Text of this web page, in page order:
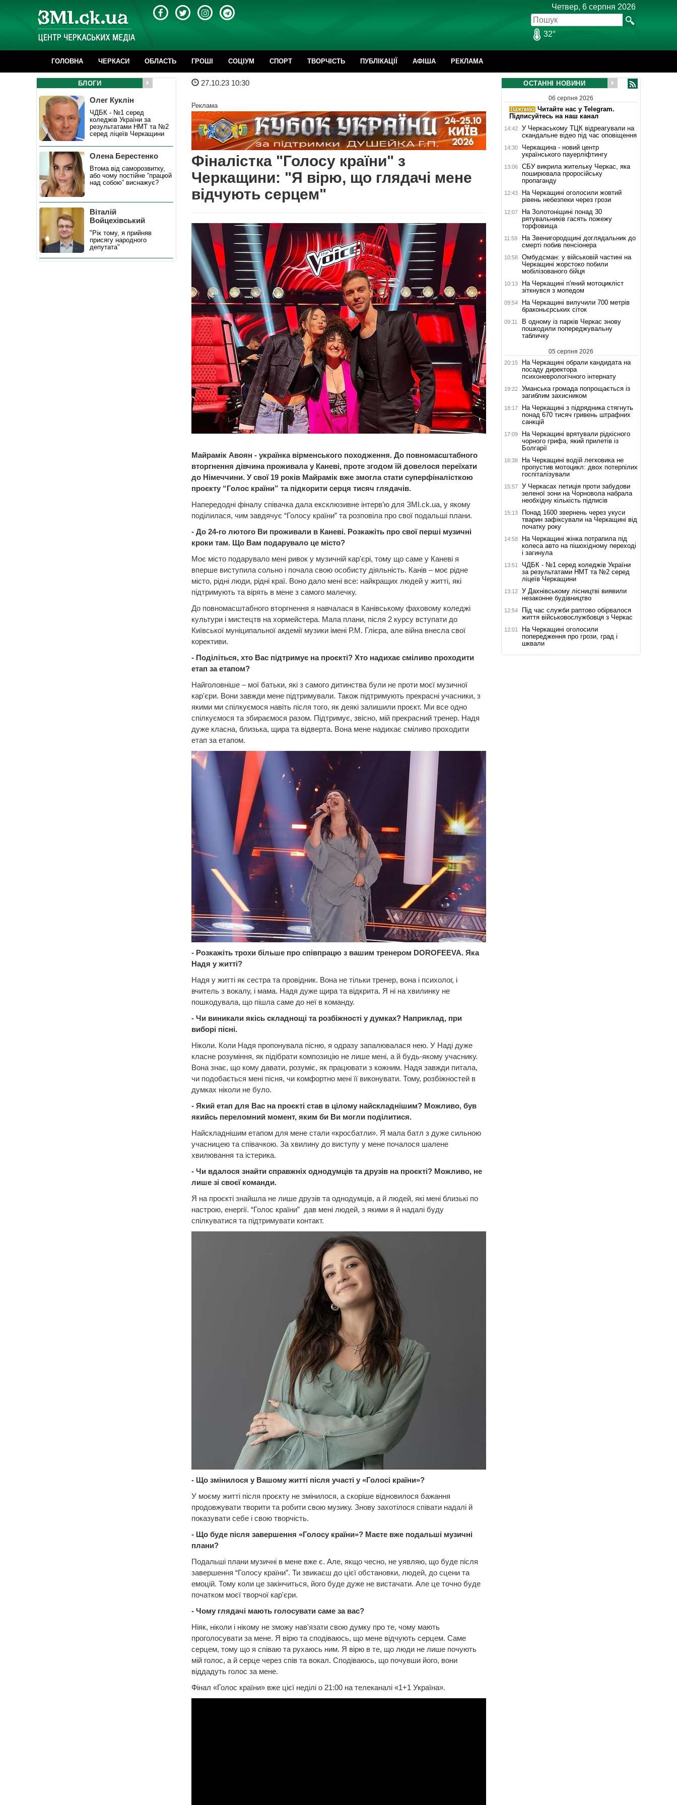
Четвер, 6 серпня 2026
32°
ГОЛОВНА ЧЕРКАСИ ОБЛАСТЬ ГРОШІ CОЦІУМ СПОРТ ТВОРЧІСТЬ ПУБЛІКАЦІЇ АФІША РЕКЛАМА
27.10.23 10:30
Реклама
Фіналістка "Голосу країни" з
Черкащини: "Я вірю, що глядачі мене
відчують серцем"
Майрамік Авоян - українка вірменського походження. До повномасштабного
вторгнення дівчина проживала у Каневі, проте згодом їй довелося переїхати
до Німеччини. У свої 19 років Майрамік вже змогла стати суперфіналісткою
проєкту “Голос країни” та підкорити серця тисяч глядачів.
Напередодні фіналу співачка дала ексклюзивне інтерв’ю для ЗМІ.ck.ua, у якому
поділилася, чим завдячує “Голосу країни” та розповіла про свої подальші плани.
- До 24-го лютого Ви проживали в Каневі. Розкажіть про свої перші музичні
кроки там. Що Вам подарувало це місто?
Моє місто подарувало мені ривок у музичній кар'єрі, тому що саме у Каневі я
вперше виступила сольно і почала свою особисту діяльність. Канів – моє рідне
місто, рідні люди, рідні краї. Воно дало мені все: найкращих людей у житті, які
підтримують та вірять в мене з самого малечку.
До повномасштабного вторгнення я навчалася в Канівському фаховому коледжі
культури і мистецтв на хормейстера. Мала плани, після 2 курсу вступати до
Київської муніципальної акдемії музики імені Р.М. Глієра, але війна внесла свої
корективи.
- Поділіться, хто Вас підтримує на проєкті? Хто надихає сміливо проходити
етап за етапом?
Найголовніше – мої батьки, які з самого дитинства були не проти моєї музичної
кар'єри. Вони завжди мене підтримували. Також підтримують прекрасні учасники, з
якими ми спілкуємося навіть після того, як деякі залишили проєкт. Ми все одно
спілкуємося та збираємося разом. Підтримує, звісно, мій прекрасний тренер. Надя
дуже класна, близька, щира та відверта. Вона мене надихає сміливо проходити
етап за етапом.
- Розкажіть трохи більше про співпрацю з вашим тренером DOROFEEVA. Яка
Надя у житті?
Надя у житті як сестра та провідник. Вона не тільки тренер, вона і психолог, і
вчитель з вокалу, і мама. Надя дуже щира та відкрита. Я ні на хвилинку не
пошкодувала, що пішла саме до неї в команду.
- Чи виникали якісь складнощі та розбіжності у думках? Наприклад, при
виборі пісні.
Ніколи. Коли Надя пропонувала пісню, я одразу запалювалася нею. У Наді дуже
класне розуміння, як підібрати композицію не лише мені, а й будь-якому учаснику.
Вона знає, що кому давати, розуміє, як працювати з кожним. Надя завжди питала,
чи подобається мені пісня, чи комфортно мені її виконувати. Тому, розбіжностей в
думках ніколи не було.
- Який етап для Вас на проєкті став в цілому найскладнішим? Можливо, був
якийсь переломний момент, яким би Ви могли поділитися.
Найскладнішим етапом для мене стали «кросбатли». Я мала батл з дуже сильною
учасницею та співачкою. За хвилину до виступу у мене почалося шалене
хвилювання та істерика.
- Чи вдалося знайти справжніх однодумців та друзів на проєкті? Можливо, не
лише зі своєї команди.
Я на проєкті знайшла не лише друзів та однодумців, а й людей, які мені близькі по
настрою, енергії. “Голос країни” дав мені людей, з якими я й надалі буду
спілкуватися та підтримувати контакт.
- Що змінилося у Вашому житті після участі у «Голосі країни»?
У моєму житті після проєкту не змінилося, а скоріше відновилося бажання
продовжувати творити та робити свою музику. Знову захотілося співати надалі й
показувати себе і свою творчість.
- Що буде після завершення «Голосу країни»? Маєте вже подальші музичні
плани?
Подальші плани музичні в мене вже є. Але, якщо чесно, не уявляю, що буде після
завершення “Голосу країни”. Ти звикаєш до цієї обстановки, людей, до сцени та
емоцій. Тому коли це закінчиться, його буде дуже не вистачати. Але це точно буде
початком моєї творчої кар'єри.
- Чому глядачі мають голосувати саме за вас?
Ніяк, ніколи і нікому не зможу нав'язати свою думку про те, чому мають
проголосувати за мене. Я вірю та сподіваюсь, що мене відчують серцем. Саме
серцем, тому що я співаю та рухаюсь ним. Я вірю в те, що люди не лише почують
мій голос, а й серце через спів та вокал. Сподіваюсь, що почувши його, вони
віддадуть голос за мене.
Фінал «Голос країни» вже цієї неділі о 21:00 на телеканалі «1+1 Україна».
БЛОГИ
Олег Куклін
ЧДБК - №1 серед
коледжів України за
результатами НМТ та №2
серед ліцеїв Черкащини
Олена Берестенко
Втома від саморозвитку,
або чому постійне “працюй
над собою” виснажує?
Віталій
Войцехівський
"Рік тому, я прийняв
присягу народного
депутата"
ОСТАННІ НОВИНИ
06 серпня 2026
Читайте нас у Telegram.
Підписуйтесь на наш канал
14:42
У Черкаському ТЦК відреагували на
скандальне відео під час оповіщення
14:30
Черкащина - новий центр
українського пауерліфтингу
13:06
СБУ викрила жительку Черкас, яка
поширювала проросійську
пропаганду
12:43
На Черкащині оголосили жовтий
рівень небезпеки через грози
12:07
На Золотоніщині понад 30
рятувальників гасять пожежу
торфовища
11:59
На Звенигородщині доглядальник до
смерті побив пенсіонера
10:58
Омбудсман: у військовій частині на
Черкащині жорстоко побили
мобілізованого бійця
10:13
На Черкащині п'яний мотоцикліст
зіткнувся з мопедом
09:54
На Черкащині вилучили 700 метрів
браконьєрських сіток
09:11
В одному із парків Черкас знову
пошкодили попереджувальну
табличку
05 серпня 2026
20:15
На Черкащині обрали кандидата на
посаду директора
психоневрологічного інтернату
19:22
Уманська громада попрощається із
загиблим захисником
18:17
На Черкащині з підрядника стягнуть
понад 670 тисяч гривень штрафних
санкцій
17:09
На Черкащині врятували рідкісного
чорного грифа, який прилетів із
Болгарії
16:38
На Черкащині водій легковика не
пропустив мотоцикл: двох потерпілих
госпіталізували
15:57
У Черкасах петиція проти забудови
зеленої зони на Чорновола набрала
необхідну кількість підписів
15:13
Понад 1600 звернень через укуси
тварин зафіксували на Черкащині від
початку року
14:58
На Черкащині жінка потрапила під
колеса авто на пішохідному переході
і загинула
13:51
ЧДБК - №1 серед коледжів України
за результатами НМТ та №2 серед
ліцеїв Черкащини
13:12
У Дахнівському лісництві виявили
незаконне будівництво
12:54
Під час служби раптово обірвалося
життя військовослужбовця з Черкас
12:01
На Черкащині оголосили
попередження про грози, град і
шквали